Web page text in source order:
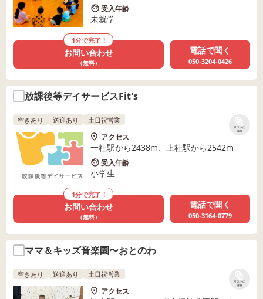
受入年齢
未就学
1分で完了！
お問い合わせ
（無料）
電話で聞く
050-3204-0426
放課後等デイサービスFit's
リストに
保存
空きあり 送迎あり 土日祝営業
アクセス
一社駅から2438m、上社駅から2542m
受入年齢
小学生
1分で完了！
お問い合わせ
（無料）
電話で聞く
050-3164-0779
ママ＆キッズ音楽園〜おとのわ
リストに
保存
空きあり 送迎あり 土日祝営業
アクセス